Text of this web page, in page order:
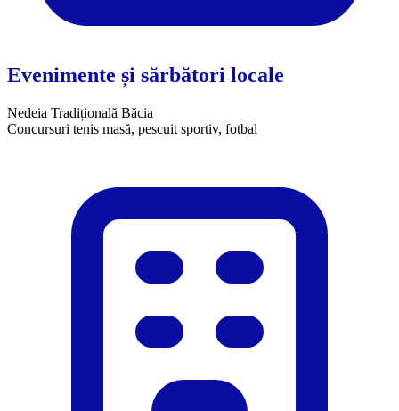
Evenimente și sărbători locale
Nedeia Tradițională Băcia
​Concursuri tenis masă, pescuit sportiv, fotbal